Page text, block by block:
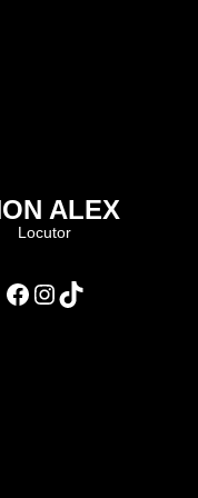
ALEX
Locutor
Facebook Instagram TikTok